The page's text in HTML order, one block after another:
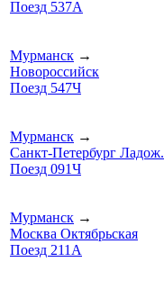
Поезд 537А
Мурманск →
Новороссийск
Поезд 547Ч
Мурманск →
Санкт-Петербург Ладож.
Поезд 091Ч
Мурманск →
Москва Октябрьская
Поезд 211А